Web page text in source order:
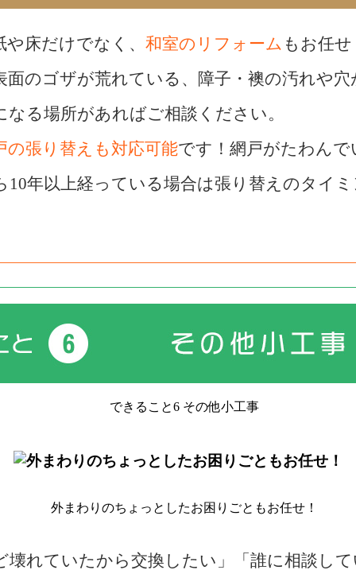
床だけでなく、 和室のリフォーム もお任
面のゴザが荒れている、障子・襖の汚れや穴
なる場所があればご相談ください。
の張り替えも対応可能です！網戸がたわんで
10年以上経っている場合は張り替えのタイ
壊れていたから交換したい」「誰に相談し